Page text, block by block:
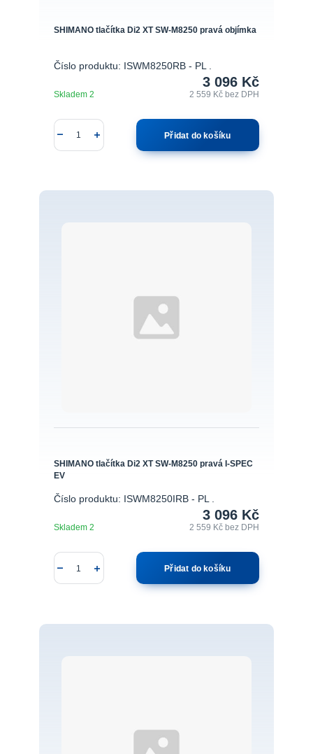
SHIMANO tlačítka Di2 XT SW-M8250 pravá objímka
Číslo produktu: ISWM8250RB - PL .
3 096 Kč
2 559 Kčbez DPH
Skladem 2
Přidat do košíku
SHIMANO tlačítka Di2 XT SW-M8250 pravá I-SPEC
EV
Číslo produktu: ISWM8250IRB - PL .
3 096 Kč
2 559 Kč bez DPH
Skladem 2
Přidat do košíku